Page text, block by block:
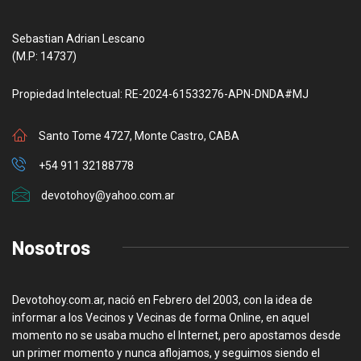
Sebastian Adrian Lescano
(M.P: 14737)
Propiedad Intelectual: RE-2024-61533276-APN-DNDA#MJ
Santo Tome 4727, Monte Castro, CABA
+54 911 32188778
devotohoy@yahoo.com.ar
Nosotros
Devotohoy.com.ar, nació en Febrero del 2003, con la idea de
informar a los Vecinos y Vecinas de forma Online, en aquel
momento no se usaba mucho el Internet, pero apostamos desde
un primer momento y nunca aflojamos, y seguimos siendo el